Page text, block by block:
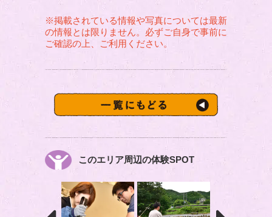
※掲載されている情報や写真については最新
の情報とは限りません。必ずご自身で事前に
ご確認の上、ご利用ください。
このエリア周辺の体験SPOT